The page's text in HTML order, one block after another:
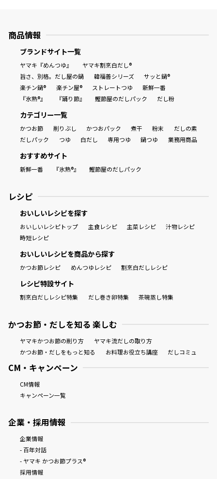
商品情報
ブランドサイト一覧
ヤマキ『めんつゆ』
ヤマキ割烹白だし®
旨さ、別格。だし屋の鍋
韓福善シリーズ
サッと鍋®
楽チン鍋®
楽チン屋® ストレートつゆ
新鮮一番
『氷熟®』
『踊り節』 鰹節屋のだしパック だし粉
カテゴリー一覧
かつお節 削りぶし かつおパック 煮干 粉末
だしの素
だしパック
つゆ 白だし 専用つゆ 鍋つゆ 業務用商品
おすすめサイト
新鮮一番 『氷熟®』 鰹節屋のだしパック
レシピ
おいしいレシピを探す
おいしいレシピトップ 主食レシピ 主菜レシピ
汁物レシピ
時短レシピ
おいしいレシピを商品から探す
かつお節レシピ めんつゆレシピ 割烹白だしレシピ
レシピ特設サイト
割烹白だしレシピ特集 だし巻き卵特集 茶碗蒸し特集
かつお節・だしを知る 楽しむ
ヤマキかつお節の削り方
ヤマキ流だしの取り方
かつお節・だしをもっと知る
お料理お役立ち講座 だしコミュ
CM・キャンペーン
CM情報
キャンペーン一覧
企業・採用情報
企業情報
- 百年対話
- ヤマキ かつお節プラス®
採用情報